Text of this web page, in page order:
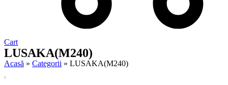
Cart
LUSAKA(M240)
Acasă » Categorii » LUSAKA(M240)